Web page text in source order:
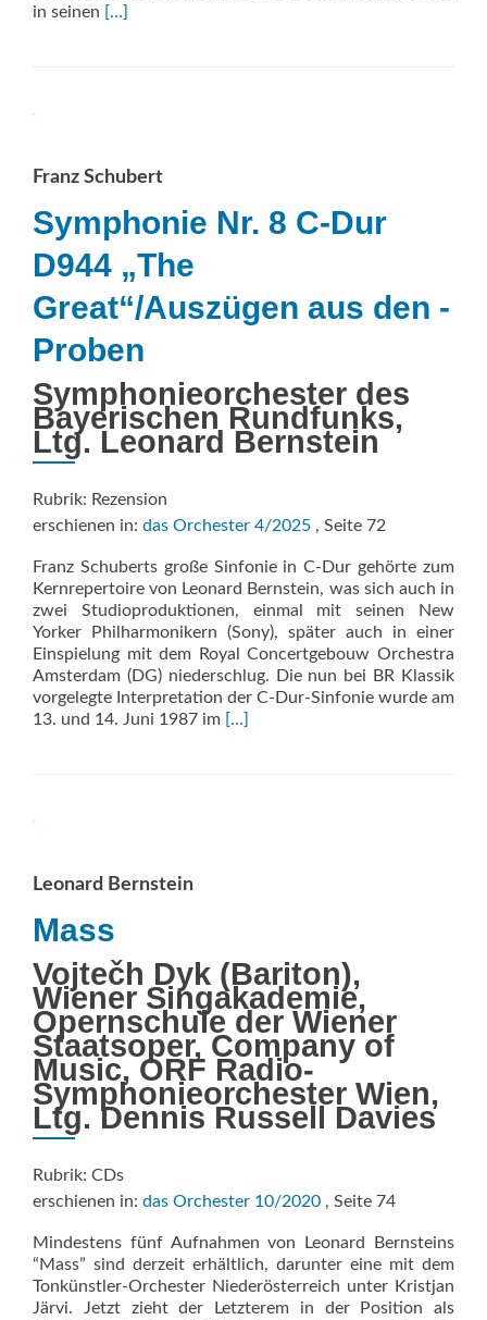
in seinen Read
[…]
Franz Schubert
Symphonie Nr. 8 C-Dur
D944 „The
Great“/Auszügen aus den ­
Proben
Symphonieorchester des
Bayerischen Rundfunks,
Ltg. Leonard Bernstein
Rubrik: Rezension
erschienen in: das Orchester 4/2025 , Seite 72
Franz Schuberts große Sinfonie in C-Dur gehörte zum
Kernrepertoire von Leonard Bernstein, was sich auch in
zwei Studioproduktionen, einmal mit seinen New
Yorker Philharmonikern (Sony), später auch in einer
Einspielung mit dem Royal Concertgebouw Orchestra
Amsterdam (DG) niederschlug. Die nun bei BR Klassik
vorgelegte Interpretation der C-Dur-Sinfonie wurde am
13. und 14. Juni 1987 im Read
den
­
Proben
[…]
Leonard Bernstein
Mass
Vojtečh Dyk (Bariton),
Wiener Singakademie,
Opernschule der Wiener
Staatsoper, Company of
Music, ORF Radio-
Symphonieorchester Wien,
Ltg. Dennis Russell Davies
Rubrik: CDs
erschienen in: das Orchester 10/2020 , Seite 74
Mindestens fünf Aufnahmen von Leonard Bernsteins
“Mass” sind derzeit erhältlich, darunter eine mit dem
Tonkünstler-Orchester Niederösterreich unter Kristjan
Järvi. Jetzt zieht der Letzterem in der Position als